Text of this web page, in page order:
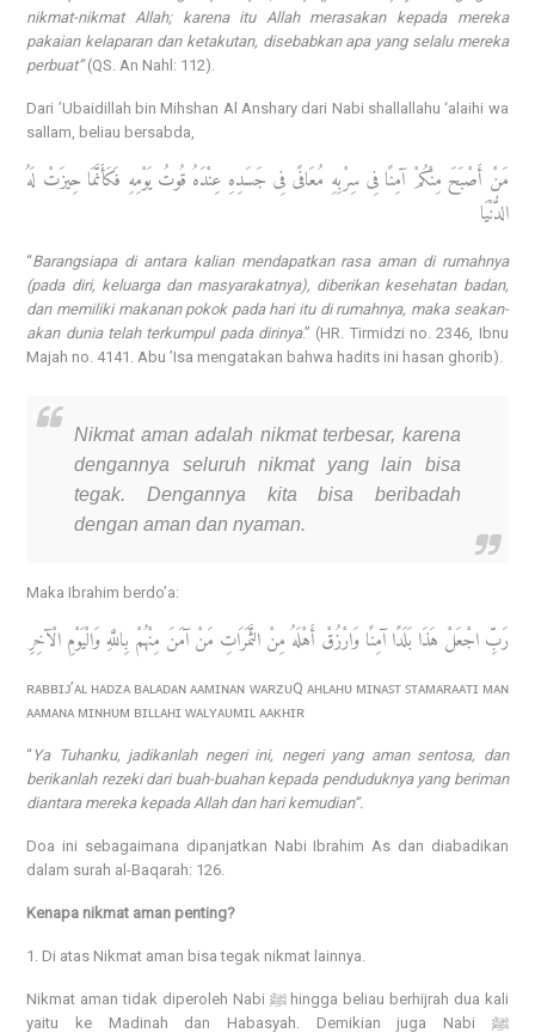
nikmat-nikmat Allah; karena itu Allah merasakan kepada mereka
pakaian kelaparan dan ketakutan, disebabkan apa yang selalu mereka
perbuat”(QS. An Nahl: 112).
Dari ’Ubaidillah bin Mihshan Al Anshary dari Nabi shallallahu ‘alaihi wa
sallam, beliau bersabda,
مَنْ أَصْبَحَ مِنْكُمْ آمِنًا فِى سِرْبِهِ مُعَافًى فِى جَسَدِهِ عِنْدَهُ قُوتُ يَوْمِهِ فَكَأَنَّمَا حِيزَتْ لَهُ
الدُّنْيَا
“Barangsiapa di antara kalian mendapatkan rasa aman di rumahnya
(pada diri, keluarga dan masyarakatnya), diberikan kesehatan badan,
dan memiliki makanan pokok pada hari itu di rumahnya, maka seakan-
akan dunia telah terkumpul pada dirinya.” (HR. Tirmidzi no. 2346, Ibnu
Majah no. 4141. Abu ’Isa mengatakan bahwa hadits ini hasan ghorib).
Nikmat aman adalah nikmat terbesar, karena
dengannya seluruh nikmat yang lain bisa
tegak. Dengannya kita bisa beribadah
dengan aman dan nyaman.
Maka Ibrahim berdo’a:
رَبِّ اجْعَلْ هَذَا بَلَدًا آمِنًا وَارْزُقْ أَهْلَهُ مِنْ الثَّمَرَاتِ مَنْ آمَنَ مِنْهُمْ بِاللَّهِ وَالْيَوْمِ الْآخِرِ
ʀᴀʙʙɪᴊ’ᴀʟ ʜᴀᴅᴢᴀ ʙᴀʟᴀᴅᴀɴ ᴀᴀᴍɪɴᴀɴ ᴡᴀʀᴢᴜQ ᴀʜʟᴀʜᴜ ᴍɪɴᴀꜱᴛ ꜱᴛᴀᴍᴀʀᴀᴀᴛɪ ᴍᴀɴ
ᴀᴀᴍᴀɴᴀ ᴍɪɴʜᴜᴍ ʙɪʟʟᴀʜɪ ᴡᴀʟʏᴀᴜᴍɪʟ ᴀᴀᴋʜɪʀ
“Ya Tuhanku, jadikanlah negeri ini, negeri yang aman sentosa, dan
berikanlah rezeki dari buah-buahan kepada penduduknya yang beriman
diantara mereka kepada Allah dan hari kemudian”.
Doa ini sebagaimana dipanjatkan Nabi Ibrahim As dan diabadikan
dalam surah al-Baqarah: 126.
Kenapa nikmat aman penting?
1. Di atas Nikmat aman bisa tegak nikmat lainnya.
Nikmat aman tidak diperoleh Nabi ﷺ hingga beliau berhijrah dua kali
yaitu ke Madinah dan Habasyah. Demikian juga Nabi ﷺ